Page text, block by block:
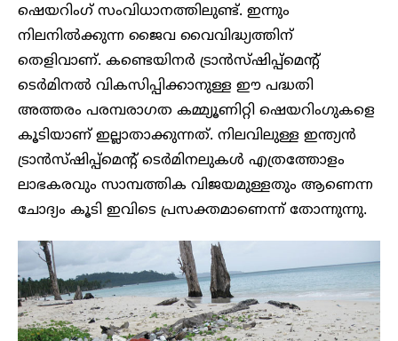
ഷെയറിം​ഗ് സംവിധാനത്തിലുണ്ട്. ഇന്നും
നിലനിൽക്കുന്ന ജൈവ വൈവിദ്ധ്യത്തിന്
തെളിവാണ്. കണ്ടെയിനർ ട്രാൻസ്ഷിപ്പ്മെന്റ്
ടെർമിനൽ വികസിപ്പിക്കാനുള്ള ഈ പദ്ധതി
അത്തരം പരമ്പ​രാ​ഗത കമ്മ്യൂണിറ്റി ഷെയറിം​ഗുകളെ
കൂടിയാണ് ഇല്ലാതാക്കുന്നത്. നിലവിലുള്ള ഇന്ത്യൻ
ട്രാൻസ്ഷിപ്പ്മെന്റ് ടെർമിനലുകൾ എത്രത്തോളം
ലാഭകരവും സാമ്പത്തിക വിജയമുള്ളതും ആണെന്ന
ചോദ്യം കൂടി ഇവിടെ പ്രസക്തമാണെന്ന് തോന്നുന്നു.